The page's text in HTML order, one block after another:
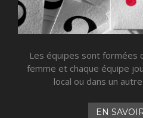
Les équipes sont formées
femme et chaque équipe
local ou dans un
EN